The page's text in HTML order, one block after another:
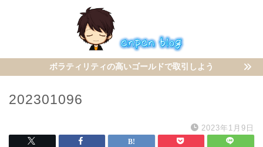
ボラティリティの高いゴールドで取引しよう
202301096
2023年1月9日